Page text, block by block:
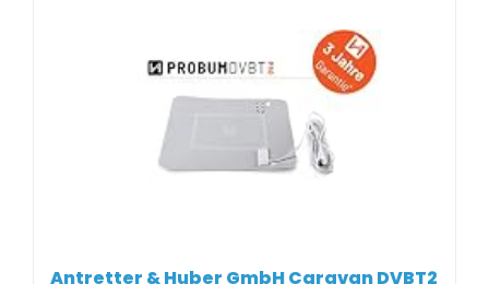
Antretter & Huber GmbH Caravan DVBT2